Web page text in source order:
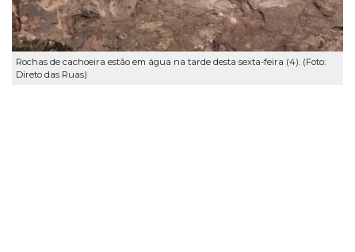
Rochas de cachoeira estão em água na tarde desta sexta-feira (4). (Foto:
Direto das Ruas)